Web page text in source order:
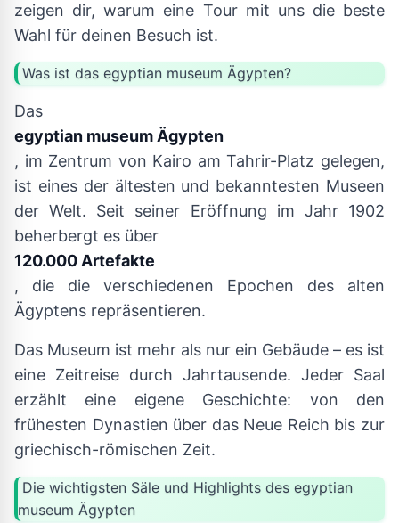
zeigen dir, warum eine Tour mit uns die beste
Wahl für deinen Besuch ist.
Was ist das egyptian museum Ägypten?
Das
egyptian museum Ägypten
, im Zentrum von Kairo am Tahrir-Platz gelegen,
ist eines der ältesten und bekanntesten Museen
der Welt. Seit seiner Eröffnung im Jahr 1902
beherbergt es über
120.000 Artefakte
, die die verschiedenen Epochen des alten
Ägyptens repräsentieren.
Das Museum ist mehr als nur ein Gebäude – es ist
eine Zeitreise durch Jahrtausende. Jeder Saal
erzählt eine eigene Geschichte: von den
frühesten Dynastien über das Neue Reich bis zur
griechisch-römischen Zeit.
Die wichtigsten Säle und Highlights des egyptian
museum Ägypten